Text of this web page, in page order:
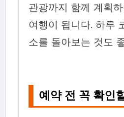
관광까지 함께 계획
여행이 됩니다. 하루
소를 돌아보는 것도
예약 전 꼭 확인